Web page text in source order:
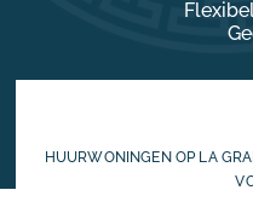
HUURWONINGEN OP LA